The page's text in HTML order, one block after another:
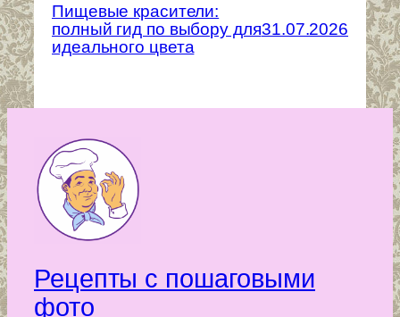
Пищевые красители:
полный гид по выбору для
идеального цвета
31.07.2026
Рецепты с пошаговыми
фото